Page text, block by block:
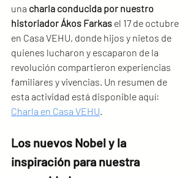
una charla conducida por nuestro
historiador Ákos Farkas el 17 de octubre
en Casa VEHU, donde hijos y nietos de
quienes lucharon y escaparon de la
revolución compartieron experiencias
familiares y vivencias. Un resumen de
esta actividad está disponible aquí:
Charla en Casa VEHU.
Los nuevos Nobel y la
inspiración para nuestra